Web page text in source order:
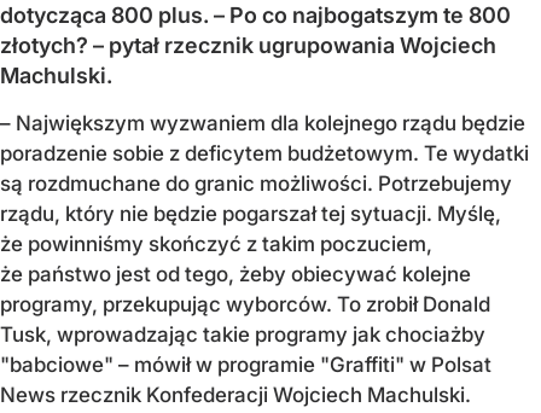
dotycząca 800 plus. – Po co najbogatszym te 800
złotych? – pytał rzecznik ugrupowania Wojciech
Machulski.
– Największym wyzwaniem dla kolejnego rządu będzie
poradzenie sobie z deficytem budżetowym. Te wydatki
są rozdmuchane do granic możliwości. Potrzebujemy
rządu, który nie będzie pogarszał tej sytuacji. Myślę,
że powinniśmy skończyć z takim poczuciem,
że państwo jest od tego, żeby obiecywać kolejne
programy, przekupując wyborców. To zrobił Donald
Tusk, wprowadzając takie programy jak chociażby
"babciowe" – mówił w programie "Graffiti" w Polsat
News rzecznik Konfederacji Wojciech Machulski.